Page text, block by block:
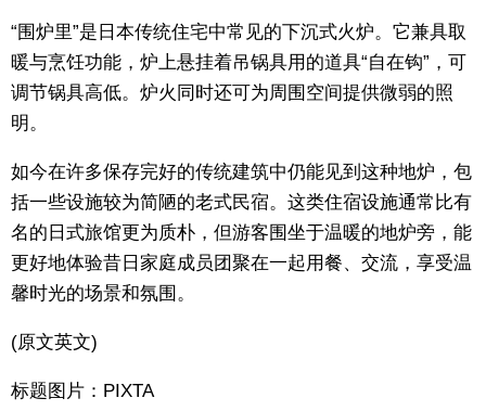
人物访谈
东京
SNS
“围炉里”是日本传统住宅中常见的下沉式火炉。它兼具取
暖与烹饪功能，炉上悬挂着吊锅具用的道具“自在钩”，可
调节锅具高低。炉火同时还可为周围空间提供微弱的照
明。
如今在许多保存完好的传统建筑中仍能见到这种地炉，包
括一些设施较为简陋的老式民宿。这类住宿设施通常比有
名的日式旅馆更为质朴，但游客围坐于温暖的地炉旁，能
更好地体验昔日家庭成员团聚在一起用餐、交流，享受温
馨时光的场景和氛围。
(原文英文)
标题图片：PIXTA